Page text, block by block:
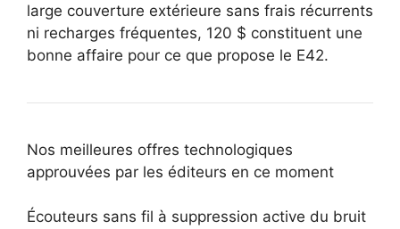
large couverture extérieure sans frais récurrents
ni recharges fréquentes, 120 $ constituent une
bonne affaire pour ce que propose le E42.
Nos meilleures offres technologiques
approuvées par les éditeurs en ce moment
Écouteurs sans fil à suppression active du bruit